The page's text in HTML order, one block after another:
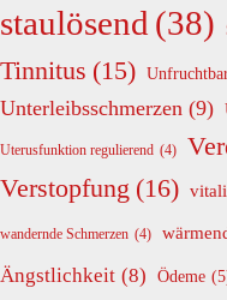
staulösend (38)
Tinnitus (15)
Unterleibsschmerzen (9)
Uterusfunktion regulierend (4)
Verstopfung (16)
wandernde Schmerzen (4)
Ängstlichkeit (8) Ödeme